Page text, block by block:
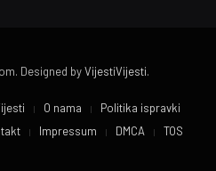
Designed byVijestiVijesti.
O nama
Politika ispravki
Impressum DMCA TOS